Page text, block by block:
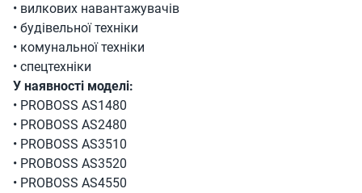
• вилкових навантажувачів
• будівельної техніки
• комунальної техніки
• спецтехніки
У наявності моделі:
• PROBOSS AS1480
• PROBOSS AS2480
• PROBOSS AS3510
• PROBOSS AS3520
• PROBOSS AS4550